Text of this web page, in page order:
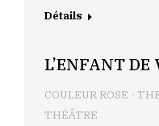
Détails
L’ENFANT DE
COULEUR ROSE -
THÉÂTRE